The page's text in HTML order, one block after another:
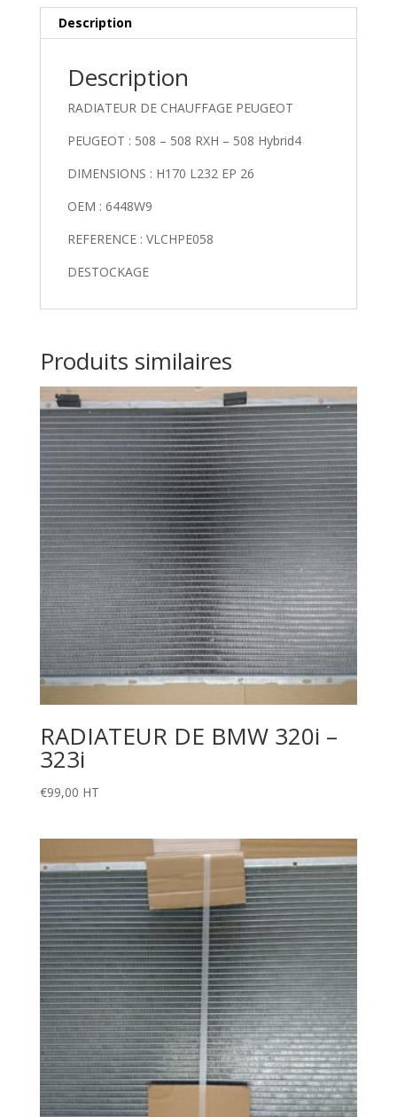
Description
Description
RADIATEUR DE CHAUFFAGE PEUGEOT
PEUGEOT : 508 – 508 RXH – 508 Hybrid4
DIMENSIONS : H170 L232 EP 26
OEM : 6448W9
REFERENCE : VLCHPE058
DESTOCKAGE
Produits similaires
RADIATEUR DE BMW 320i –
323i
€99,00 HT